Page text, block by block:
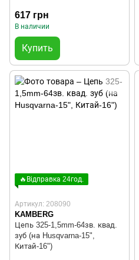
617 грн
В наличии
Купить
🔥Відправка 24год.
Артикул: 208090
KAMBERG
Цепь 325-1,5mm-64зв. квад.
зуб (на Husqvarna-15",
Китай-16")